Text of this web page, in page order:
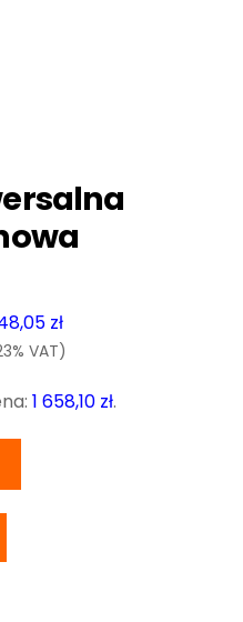
złAktualna
cena
1
VAT)
1 658,10 zł.